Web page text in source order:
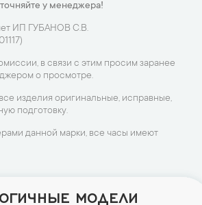
у менеджера!
ИП ГУБАНОВ С.В.
в связи с этим просим заранее
о просмотре.
изделия оригинальные, исправные,
подготовку.
данной марки, все часы имеют
МОДЕЛИ